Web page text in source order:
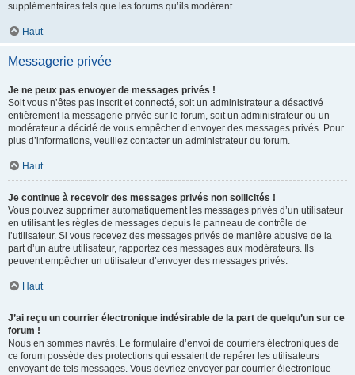
supplémentaires tels que les forums qu’ils modèrent.
Haut
Messagerie privée
Je ne peux pas envoyer de messages privés !
Soit vous n’êtes pas inscrit et connecté, soit un administrateur a désactivé
entièrement la messagerie privée sur le forum, soit un administrateur ou un
modérateur a décidé de vous empêcher d’envoyer des messages privés. Pour
plus d’informations, veuillez contacter un administrateur du forum.
Haut
Je continue à recevoir des messages privés non sollicités !
Vous pouvez supprimer automatiquement les messages privés d’un utilisateur
en utilisant les règles de messages depuis le panneau de contrôle de
l’utilisateur. Si vous recevez des messages privés de manière abusive de la
part d’un autre utilisateur, rapportez ces messages aux modérateurs. Ils
peuvent empêcher un utilisateur d’envoyer des messages privés.
Haut
J’ai reçu un courrier électronique indésirable de la part de quelqu’un sur ce
forum !
Nous en sommes navrés. Le formulaire d’envoi de courriers électroniques de
ce forum possède des protections qui essaient de repérer les utilisateurs
envoyant de tels messages. Vous devriez envoyer par courrier électronique